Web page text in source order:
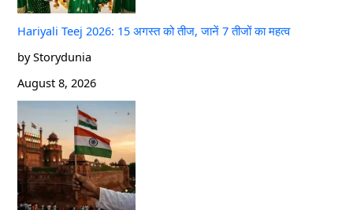
Hariyali Teej 2026: 15 अगस्त को तीज, जानें 7 तीजों का महत्व
by Storydunia
August 8, 2026